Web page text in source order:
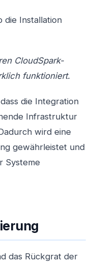
die Installation
CloudSpark-
funktioniert.
die Integration
Infrastruktur
wird eine
gewährleistet und
Systeme
das Rückgrat der